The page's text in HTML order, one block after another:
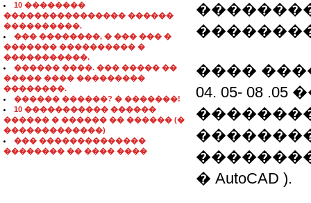
10 ��������
���������������� ������
����������.
��� ��������, � ��� ��� �
������� ���������� �
�����������.
������ ����. ��� ����� ��
����� ���� ���������
��������.
������ ������? � �������!
10 ����������� ������
������ � ������ �� ������ (�
�������������)
��� ��������������
�������� �� ���� ����
����
04. 05- 08
� AutoCAD ).